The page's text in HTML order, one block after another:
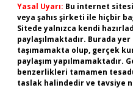
Yasal Uyarı: Bu internet
veya şahıs şirketi ile hiçbir
Sitede yalnızca kendi
paylaşılmaktadır. Burada
taşımamakta olup, gerçek
paylaşım yapılmamaktadır.
benzerlikleri tamamen
taslak halindedir ve tavsiye